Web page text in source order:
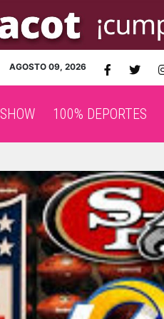
AGOSTO 09, 2026
SHOW 100% DEPORTES